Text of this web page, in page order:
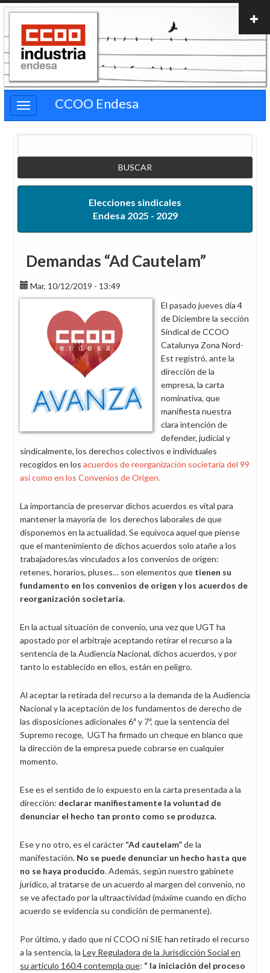
Pasar
contenido
principal
CCOO Endesa
Elecciones sindicales
Endesa 2025 - 2029
Demandas “Ad Cautelam”
Mar, 10/12/2019 - 13:49
El pasado jueves día 4
de Diciembre la sección
Sindical de CCOO
Catalunya Zona Nord-
Est registró, ante la
dirección de la
empresa, la carta
nominativa, que
manifiesta nuestra
clara intención de
defender, judicial y
sindicalmente, los derechos colectivos e individuales
recogidos en los acuerdos de reorganización societaria del 99
así como en los Convenios de Origen.
La importancia de preservar dichos acuerdos es vital para
mantener la mayoría de los derechos laborales de que
disponemos en la actualidad. Se equivoca aquel que piense
que el mantenimiento de dichos acuerdos solo atañe a los
trabajadores/as vinculados a los convenios de origen:
retenes, horarios, pluses… son elementos que tienen su
fundamento en los convenios de origen y los acuerdos de
reorganización societaria.
En la actual situación de convenio, una vez que UGT ha
apostado por el arbitraje aceptando retirar el recurso a la
sentencia de la Audiencia Nacional, dichos acuerdos, y por
tanto lo establecido en ellos, están en peligro.
Al aceptar la retirada del recurso a la demanda de la Audiencia
Nacional y la aceptación de los fundamentos de derecho de
las disposiciones adicionales 6ª y 7ª, que la sentencia del
Supremo recoge, UGT ha firmado un cheque en blanco que
la dirección de la empresa puede cobrarse en cualquier
momento.
Ese es el sentido de lo expuesto en la carta presentada a la
dirección: declarar manifiestamente la voluntad de
denunciar el hecho tan pronto como se produzca.
Ese y no otro, es el carácter “Ad cautelam”de la
manifestación. No se puede denunciar un hecho hasta que
no se haya producido. Además, según nuestro gabinete
jurídico, al tratarse de un acuerdo al margen del convenio, no
se ve afectado por la ultraactividad (máxime cuando en dicho
acuerdo se evidencia su condición de permanente).
Por último, y dado que ni CCOO ni SIE han retirado el recurso
a la sentencia, la Ley Reguladora de la Jurisdicción Social en
su artículo 160.4 contempla que: “ la iniciación del proceso